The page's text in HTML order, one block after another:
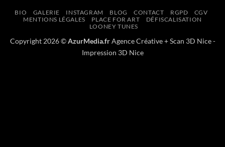
BIO GALERIE INSTAGRAM BLOG CONTACT RGPD
CGV
MENTIONS LÉGALES
PLACE FOR ART
DÉFISCALISATION
LOONEY TUNES
Copyright 2026 ©AzurMedia.fr Agence Créative+Scan 3D Nice-
Impression 3D Nice